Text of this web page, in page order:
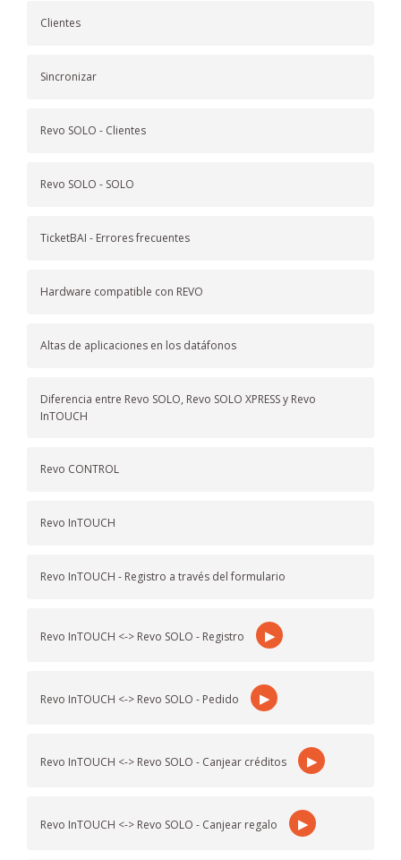
Clientes
Sincronizar
Revo SOLO - Clientes
Revo SOLO - SOLO
TicketBAI - Errores frecuentes
Hardware compatible con REVO
Altas de aplicaciones en los datáfonos
Diferencia entre Revo SOLO, Revo SOLO XPRESS y Revo
InTOUCH
Revo CONTROL
Revo InTOUCH
Revo InTOUCH - Registro a través del formulario
Revo InTOUCH <-> Revo SOLO - Registro ▶
Revo InTOUCH <-> Revo SOLO - Pedido ▶
Revo InTOUCH <-> Revo SOLO - Canjear créditos ▶
Revo InTOUCH <-> Revo SOLO - Canjear regalo ▶